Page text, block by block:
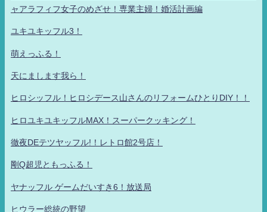
ャアラフィフ女子のめざせ！専業主婦！婚活計画編
ユキユキッフル3！
萌えっふる！
天にまします我ら！
ヒロシッフル！ヒロシデース山さんのリフォームひとりDIY！！
ヒロユキユキッフルMAX！スーパークッキング！
徹夜DEテツヤッフル!！レトロ館2号店！
剛Q超児ともっふる！
ヤナッフル ゲームだいすき6！放送局
ヒウラー総統の野望